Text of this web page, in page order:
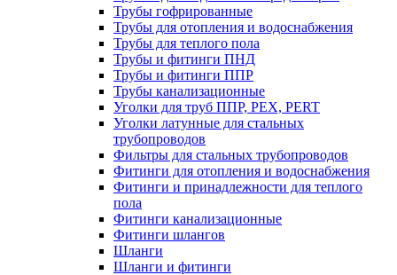
Трубы гофрированные
Трубы для отопления и водоснабжения
Трубы для теплого пола
Трубы и фитинги ПНД
Трубы и фитинги ППР
Трубы канализационные
Уголки для труб ППР, PEX, PERT
Уголки латунные для стальных
трубопроводов
Фильтры для стальных трубопроводов
Фитинги для отопления и водоснабжения
Фитинги и принадлежности для теплого
пола
Фитинги канализационные
Фитинги шлангов
Шланги
Шланги и фитинги